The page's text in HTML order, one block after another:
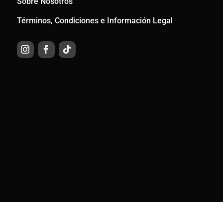
Términos, Condiciones e Información Legal